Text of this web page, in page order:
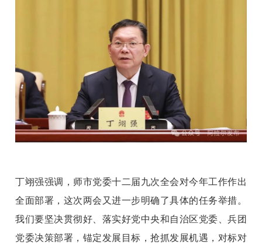
丁翊强强调，师市党委十二届九次全会对今年工作作出
全面部署，这次两会又进一步明确了具体的任务举措。
我们要坚决贯彻好、落实好党中央和自治区党委、兵团
党委决策部署，锚定发展目标，抢抓发展机遇，对标对